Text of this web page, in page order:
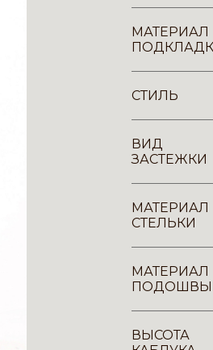
МАТЕРИАЛ
СТИЛЬ
ВИД
ЗАСТЕЖКИ
МАТЕРИАЛ
СТЕЛЬКИ
МАТЕРИАЛ
ПОДОШВЫ
ВЫСОТА